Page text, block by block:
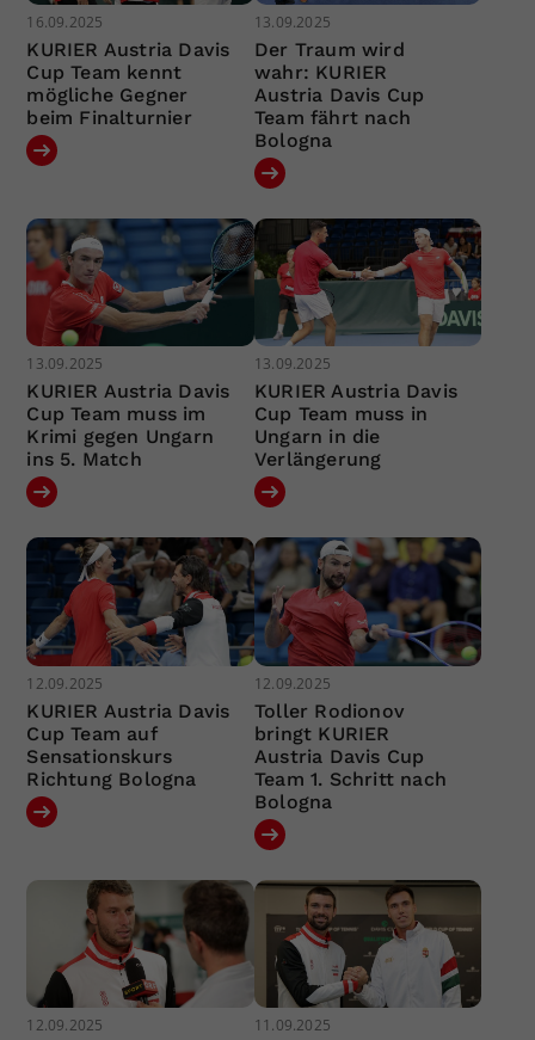
16.09.2025
KURIER Austria Davis
Cup Team kennt
mögliche Gegner
beim Finalturnier
13.09.2025
Der Traum wird
wahr: KURIER
Austria Davis Cup
Team fährt nach
Bologna
13.09.2025
KURIER Austria Davis
Cup Team muss im
Krimi gegen Ungarn
ins 5. Match
13.09.2025
KURIER Austria Davis
Cup Team muss in
Ungarn in die
Verlängerung
12.09.2025
KURIER Austria Davis
Cup Team auf
Sensationskurs
Richtung Bologna
12.09.2025
Toller Rodionov
bringt KURIER
Austria Davis Cup
Team 1. Schritt nach
Bologna
12.09.2025 11.09.2025